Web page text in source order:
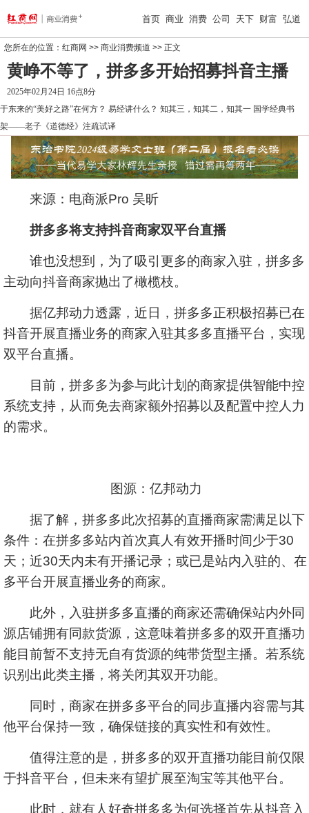
首页 商业 消费 公司 天下 财富 弘道
您所在的位置： 红商网 >> 商业消费频道 >> 正文
黄峥不等了，拼多多开始招募抖音主播
2025年02月24日 16点8分
于东来的“美好之路”在何方？ 易经讲什么？ 知其三，知其二，知其一 国学经典书
架——老子《道德经》注疏试译
来源：电商派Pro 吴昕
拼多多将支持抖音商家双平台直播
谁也没想到，为了吸引更多的商家入驻，拼多多
主动向抖音商家抛出了橄榄枝。
据亿邦动力透露，近日，拼多多正积极招募已在
抖音开展直播业务的商家入驻其多多直播平台，实现
双平台直播。
目前，拼多多为参与此计划的商家提供智能中控
系统支持，从而免去商家额外招募以及配置中控人力
的需求。
图源：亿邦动力
据了解，拼多多此次招募的直播商家需满足以下
条件：在拼多多站内首次真人有效开播时间少于30
天；近30天内未有开播记录；或已是站内入驻的、在
多平台开展直播业务的商家。
此外，入驻拼多多直播的商家还需确保站内外同
源店铺拥有同款货源，这意味着拼多多的双开直播功
能目前暂不支持无自有货源的纯带货型主播。若系统
识别出此类主播，将关闭其双开功能。
同时，商家在拼多多平台的同步直播内容需与其
他平台保持一致，确保链接的真实性和有效性。
值得注意的是，拼多多的双开直播功能目前仅限
于抖音平台，但未来有望扩展至淘宝等其他平台。
此时，就有人好奇拼多多为何选择首先从抖音入